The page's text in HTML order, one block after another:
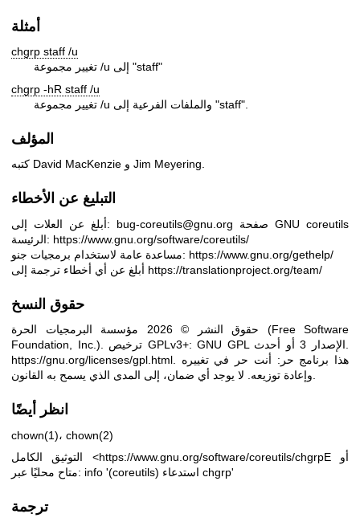
أمثلة
chgrp staff /u
تغيير مجموعة /u إلى "staff"
chgrp -hR staff /u
تغيير مجموعة /u والملفات الفرعية إلى "staff".
المؤلف
كتبه David MacKenzie و Jim Meyering.
التبليغ عن الأخطاء
أبلغ عن العلات إلى: bug-coreutils@gnu.org صفحة GNU coreutils
الرئيسة: https://www.gnu.org/software/coreutils/
مساعدة عامة لاستخدام برمجيات جنو: https://www.gnu.org/gethelp/
https://translationproject.org/team/
حقوق النسخ
حقوق النشر © 2026 مؤسسة البرمجيات الحرة (Free Software
https://gnu.org/licenses/gpl.html
هذا برنامج حر: أنت حر في تغييره
انظر أيضًا
chown(1)، chown(2)
التوثيق الكامل <https://www.gnu.org/software/coreutils/chgrpE
أو
متاح محليًا عبر: info '(coreutils) استدعاء chgrp'
ترجمة